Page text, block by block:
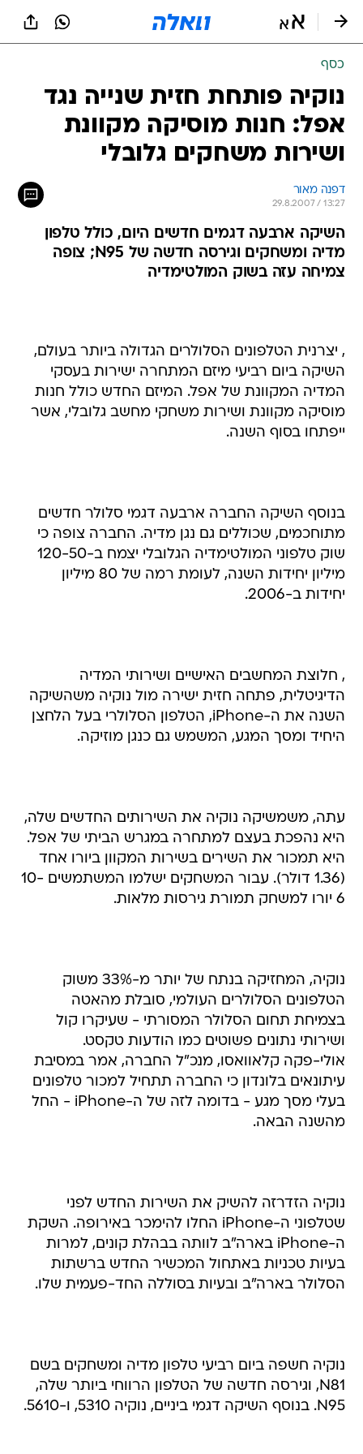
כסף
נוקיה פותחת חזית שנייה נגד
אפל: חנות מוסיקה מקוונת
ושירות משחקים גלובלי
דפנה מאור
29.8.2007 / 13:27
השיקה ארבעה דגמים חדשים היום, כולל טלפון
מדיה ומשחקים וגירסה חדשה של N95; צופה
צמיחה עזה בשוק המולטימדיה
, יצרנית הטלפונים הסלולרים הגדולה ביותר בעולם,
השיקה ביום רביעי מיזם המתחרה ישירות בעסקי
המדיה המקוונת של אפל. המיזם החדש כולל חנות
מוסיקה מקוונת ושירות משחקי מחשב גלובלי, אשר
ייפתחו בסוף השנה.
בנוסף השיקה החברה ארבעה דגמי סלולר חדשים
מתוחכמים, שכוללים גם נגן מדיה. החברה צופה כי
שוק טלפוני המולטימדיה הגלובלי יצמח ב-120-50
מיליון יחידות השנה, לעומת רמה של 80 מיליון
יחידות ב-2006.
, חלוצת המחשבים האישיים ושירותי המדיה
הדיגיטלית, פתחה חזית ישירה מול נוקיה משהשיקה
השנה את ה-iPhone, הטלפון הסלולרי בעל הלחצן
היחיד ומסך המגע, המשמש גם כנגן מוזיקה.
עתה, משמשיקה נוקיה את השירותים החדשים שלה,
היא נהפכת בעצם למתחרה במגרש הביתי של אפל.
היא תמכור את השירים בשירות המקוון ביורו אחד
(1.36 דולר). עבור המשחקים ישלמו המשתמשים 10-
6 יורו למשחק תמורת גירסות מלאות.
נוקיה, המחזיקה בנתח של יותר מ-33% משוק
הטלפונים הסלולרים העולמי, סובלת מהאטה
בצמיחת תחום הסלולר המסורתי - שעיקרו קול
ושירותי נתונים פשוטים כמו הודעות טקסט.
אולי-פקה קלאוואסו, מנכ"ל החברה, אמר במסיבת
עיתונאים בלונדון כי החברה תתחיל למכור טלפונים
בעלי מסך מגע - בדומה לזה של ה-iPhone - החל
מהשנה הבאה.
נוקיה הזדרזה להשיק את השירות החדש לפני
שטלפוני ה-iPhone החלו להימכר באירופה. השקת
ה-iPhone בארה"ב לוותה בבהלת קונים, למרות
בעיות טכניות באתחול המכשיר החדש ברשתות
הסלולר בארה"ב ובעיות בסוללה החד-פעמית שלו.
נוקיה חשפה ביום רביעי טלפון מדיה ומשחקים בשם
N81, וגירסה חדשה של הטלפון הרווחי ביותר שלה,
N95. בנוסף השיקה דגמי ביניים, נוקיה 5310, ו-5610.